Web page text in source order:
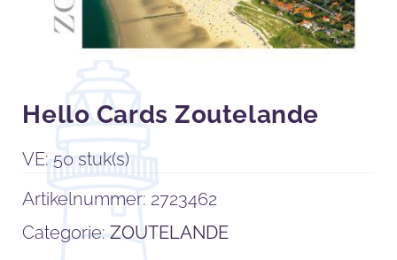
Hello Cards Zoutelande
VE: 50 stuk(s)
Artikelnummer: 2723462
Categorie:ZOUTELANDE